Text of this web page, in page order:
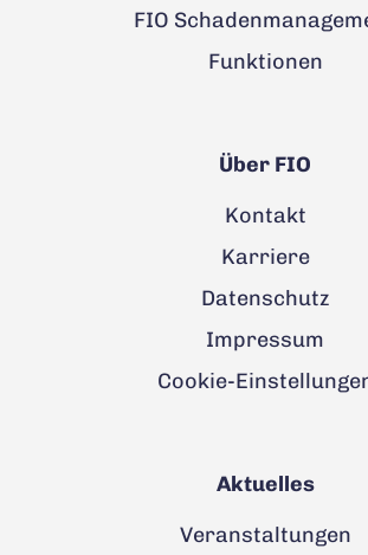
FIO
Funktionen
Über FIO
Kontakt
Karriere
Datenschutz
Impressum
Cookie-
Aktuelles
Veranstaltungen